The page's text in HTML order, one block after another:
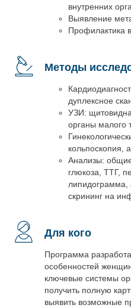
внутренних
Выявление
Профилактика
Методы
дуплексное
УЗИ:
органы малого
кольпоскопия,
Анализы:
глюкоза, ТТГ,
липидограмма,
скрининг на
Для кого
Программа
особенностей
ключевые системы
получить полную
выявить возможные